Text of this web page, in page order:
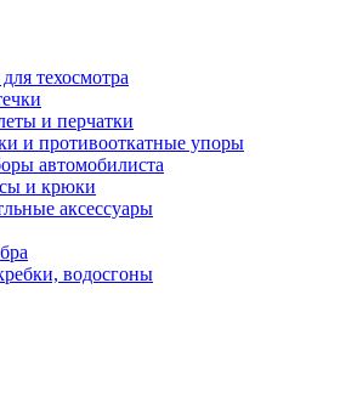
техосмотра
и перчатки
и противооткатные упоры
автомобилиста
и крюки
аксессуары
водосгоны